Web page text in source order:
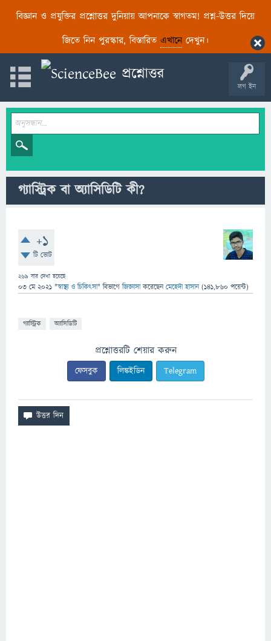
বিজ্ঞান ও প্রযুক্তির প্রশ্নোত্তর দুনিয়ায় আপনাকে স্বাগতম! প্রশ্ন-উত্তর দিয়ে
জিতে নিন পুরস্কার, বিস্তারিত এখানেদেখুন।
লগ ইন
গ্যাস্ট্রিক বা অ্যাসিডিটি কী?
+1
টি ভোট
269 বার দেখা হয়েছে
03 মে 2021 "স্বাস্থ্য ও চিকিৎসা" বিভাগে জিজ্ঞাসাকরেছেনমেহেদী হাসান (141,860 পয়েন্ট)
গ্যাস্ট্রিক অ্যাসিডিটি
প্রশ্নোত্তরটি শেয়ার করুন
ফেসবুক লিঙ্কইডিন Telegram